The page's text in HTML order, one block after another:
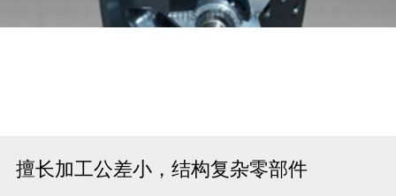
拥有5轴车铣加工中心，CNC五轴、四轴加工中心，CNC车铣复合
中心；先进的测量设备包括有CMM三次元，二次元，投影机，高度